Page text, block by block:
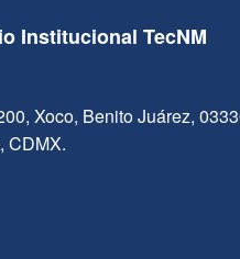
Institucional TecNM
Xoco, Benito Juárez,
CDMX.